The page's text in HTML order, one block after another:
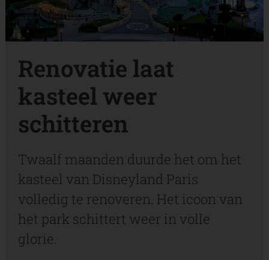
Renovatie laat
kasteel weer
schitteren
Twaalf maanden duurde het om het
kasteel van Disneyland Paris
volledig te renoveren. Het icoon van
het park schittert weer in volle
glorie.